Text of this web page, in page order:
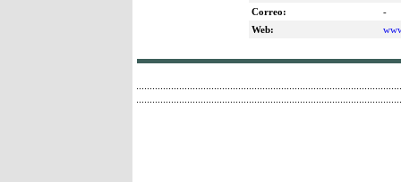
Correo:
-
Web: